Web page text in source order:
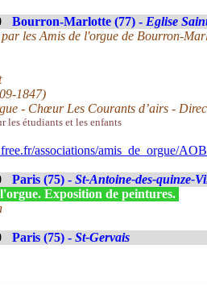
Bourron-Marlotte (77) - Eglise
les Amis de l'orgue de Bourron-
1847)
- Chœur Les Courants d’airs -
les étudiants et les enfants
associations/amis_de_orgue/
Paris (75) - St-Antoine-des-quinze-
Exposition de peintures.
Paris (75) - St-Gervais